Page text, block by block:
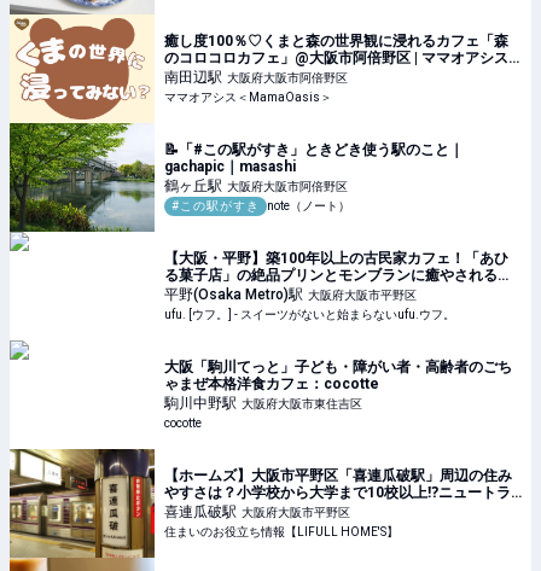
癒し度100％♡くまと森の世界観に浸れるカフェ「森
のコロコロカフェ」@大阪市阿倍野区 | ママオアシス
＜MamaOasis＞
南田辺駅 大阪府大阪市阿倍野区
ママオアシス＜MamaOasis＞
📝「#この駅がすき」ときどき使う駅のこと｜
gachapic｜masashi
鶴ヶ丘駅 大阪府大阪市阿倍野区
#この駅がすき
note（ノート）
【大阪・平野】築100年以上の古民家カフェ！「あひ
る菓子店」の絶品プリンとモンブランに癒やされる♡ -
ufu. [ウフ。]
平野(Osaka Metro)駅 大阪府大阪市平野区
ufu. [ウフ。] - スイーツがないと始まらないufu.ウフ。
大阪「駒川てっと」子ども・障がい者・高齢者のごち
ゃまぜ本格洋食カフェ：cocotte
駒川中野駅 大阪府大阪市東住吉区
cocotte
【ホームズ】大阪市平野区「喜連瓜破駅」周辺の住み
やすさは？小学校から大学まで10校以上⁉︎ニュートラ
ルな街の魅了をご紹介 | 住まいのお役立ち情報
喜連瓜破駅 大阪府大阪市平野区
住まいのお役立ち情報【LIFULL HOME'S】